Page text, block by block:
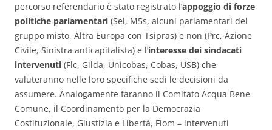
percorso referendario è stato registrato l’appoggio di forze
politiche parlamentari (Sel, M5s, alcuni parlamentari del
gruppo misto, Altra Europa con Tsipras) e non (Prc, Azione
Civile, Sinistra anticapitalista) e l’interesse dei sindacati
intervenuti (Flc, Gilda, Unicobas, Cobas, USB) che
valuteranno nelle loro specifiche sedi le decisioni da
assumere. Analogamente faranno il Comitato Acqua Bene
Comune, il Coordinamento per la Democrazia
Costituzionale, Giustizia e Libertà, Fiom – intervenuti